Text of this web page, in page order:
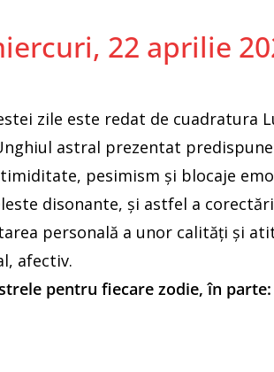
22 aprilie
zile este redat de cuadratura
astral prezentat
pesimism şi blocaje
disonante, şi astfel a
personală a unor calităţi şi
afectiv.
pentru fiecare zodie, în parte: